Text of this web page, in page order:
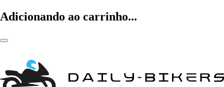
Adicionando ao carrinho...